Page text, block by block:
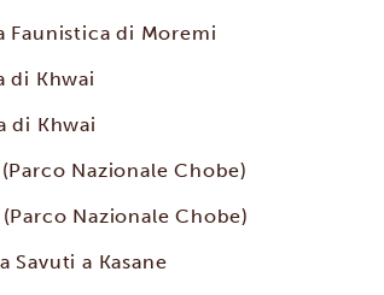
Faunistica di Moremi
di Khwai
di Khwai
Nazionale Chobe)
Nazionale Chobe)
Savuti a Kasane